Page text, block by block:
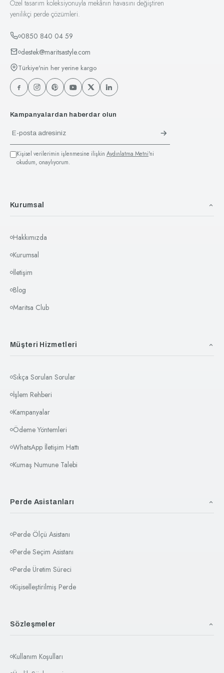
Özel tasarım koleksiyonuyla mekânın havasını değiştiren
yenilikçi perde çözümleri.
0850 840 04 59
destek@maritsastyle.com
Türkiye'nin her yerine kargo
Kampanyalardan haberdar olun
Kişisel verilerimin işlenmesine ilişkin Aydınlatma Metni'ni
okudum, onaylıyorum.
Kurumsal
Hakkımızda
Kurumsal
İletişim
Blog
Maritsa Club
Müşteri Hizmetleri
Sıkça Sorulan Sorular
İşlem Rehberi
Kampanyalar
Ödeme Yöntemleri
WhatsApp İletişim Hattı
Kumaş Numune Talebi
Perde Asistanları
Perde Ölçü Asistanı
Perde Seçim Asistanı
Perde Üretim Süreci
Kişiselleştirilmiş Perde
Sözleşmeler
Kullanım Koşulları